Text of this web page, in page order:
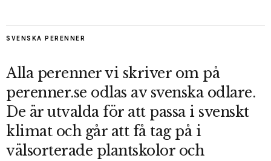
SVENSKA PERENNER
Alla perenner vi skriver om på
perenner.se odlas av svenska odlare.
De är utvalda för att passa i svenskt
klimat och går att få tag på i
välsorterade plantskolor och